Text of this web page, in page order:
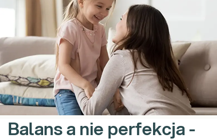
Balans a nie perfekcja -